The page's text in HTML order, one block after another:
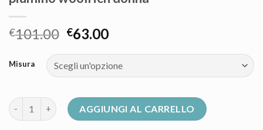
€101.00 €63.00
Misura
piumino woolrich donna quantitàAGGIUNGI AL CARRELLO